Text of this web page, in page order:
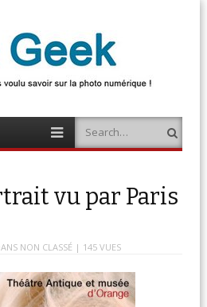
Search
vu par Paris
NON CLASSÉ | 145 VUES